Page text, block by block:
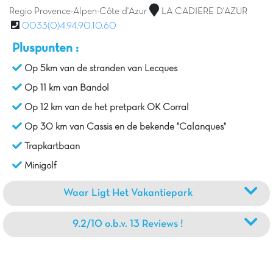
Regio Provence-Alpen-Côte d'Azur
LA CADIERE D'AZUR
0033(0)4.94.90.10.60
Pluspunten :
Op 5km van de stranden van Lecques
Op 11 km van Bandol
Op 12 km van de het pretpark OK Corral
Op 30 km van Cassis en de bekende "Calanques"
Trapkartbaan
Minigolf
Waar Ligt Het Vakantiepark
9.2/10 o.b.v. 13 Reviews !